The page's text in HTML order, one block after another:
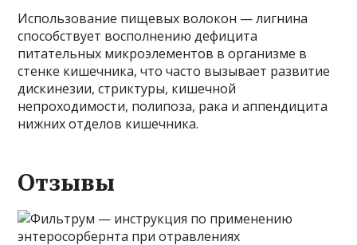
Использование пищевых волокон — лигнина
способствует восполнению дефицита
питательных микроэлементов в организме в
стенке кишечника, что часто вызывает развитие
дискинезии, стриктуры, кишечной
непроходимости, полипоза, рака и аппендицита
нижних отделов кишечника.
Отзывы